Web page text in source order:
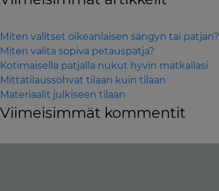
Miten valitset oikeanlaisen sängyn tai patjan?
Miten valita sopiva petauspatja?
Kotimaisella patjalla nukut hyvin matkallasi
Mittatilaussohvat tilaan kuin tilaan
Materiaalit julkiseen tilaan
Viimeisimmät kommentit